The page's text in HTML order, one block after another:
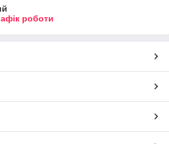
роботи